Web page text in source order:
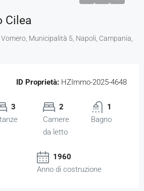
Cilea
Municipalità 5, Napoli, Campania,
ID Proprietà: HZImmo-2025-4648
3
2
Camere
da letto
1
Bagno
1960
Anno di costruzione